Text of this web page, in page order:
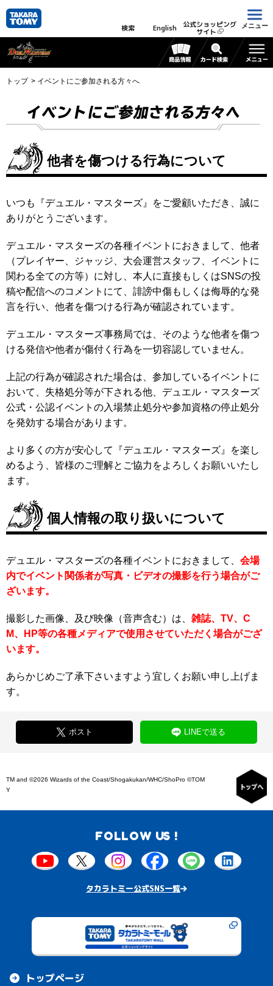
検索 English 公式ショッピング
サイト
メニュー
トップ イベントにご参加される方々へ
イベントにご参加される方々へ
他者を傷つける行為について
いつも『デュエル・マスターズ』をご愛顧いただき、誠に
ありがとうございます。
デュエル・マスターズの各種イベントにおきまして、他者
（プレイヤー、ジャッジ、大会運営スタッフ、イベントに
関わる全ての方等）に対し、本人に直接もしくはSNSの投
稿や配信へのコメントにて、誹謗中傷もしくは侮辱的な発
言を行い、他者を傷つける行為が確認されています。
デュエル・マスターズ事務局では、そのような他者を傷つ
ける発信や他者が傷付く行為を一切容認していません。
上記の行為が確認された場合は、参加しているイベントに
おいて、失格処分等が下される他、デュエル・マスターズ
公式・公認イベントの入場禁止処分や参加資格の停止処分
を発効する場合があります。
より多くの方が安心して『デュエル・マスターズ』を楽し
めるよう、皆様のご理解とご協力をよろしくお願いいたし
ます。
個人情報の取り扱いについて
デュエル・マスターズの各種イベントにおきまして、 会場
内でイベント関係者が写真・ビデオの撮影を行う場合がご
ざいます。
撮影した画像、及び映像（音声含む）は、 雑誌、TV、C
M、HP等の各種メディアで使用させていただく場合がござ
います。
あらかじめご了承下さいますよう宜しくお願い申し上げま
す。
ポスト LINEで送る
TM and ©2026 Wizards of the Coast/Shogakukan/WHC/ShoPro ©TOM
Y
FOLLOW US !
タカラトミー公式SNS一覧
トップページ